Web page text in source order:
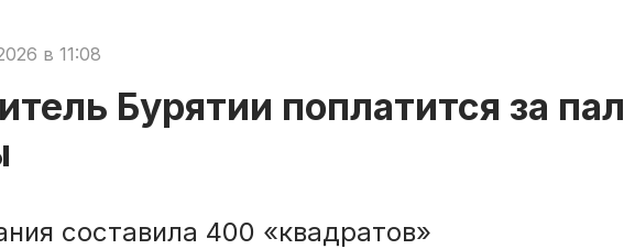
в 11:08
Бурятии поплатится за пал
составила 400 «квадратов»